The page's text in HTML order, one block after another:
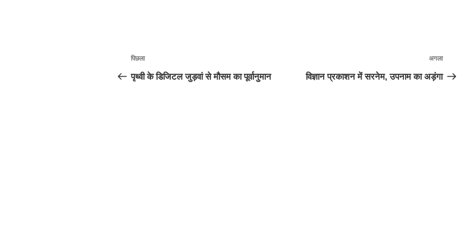
पोस्ट
नेविगेशन
पिछला
पोस्ट:
पिछला
पृथ्वी के डिजिटल जुड़वां से मौसम का पूर्वानुमान
अगली
पोस्ट
अगला
विज्ञान प्रकाशन में सरनेम, उपनाम का अड़ंगा